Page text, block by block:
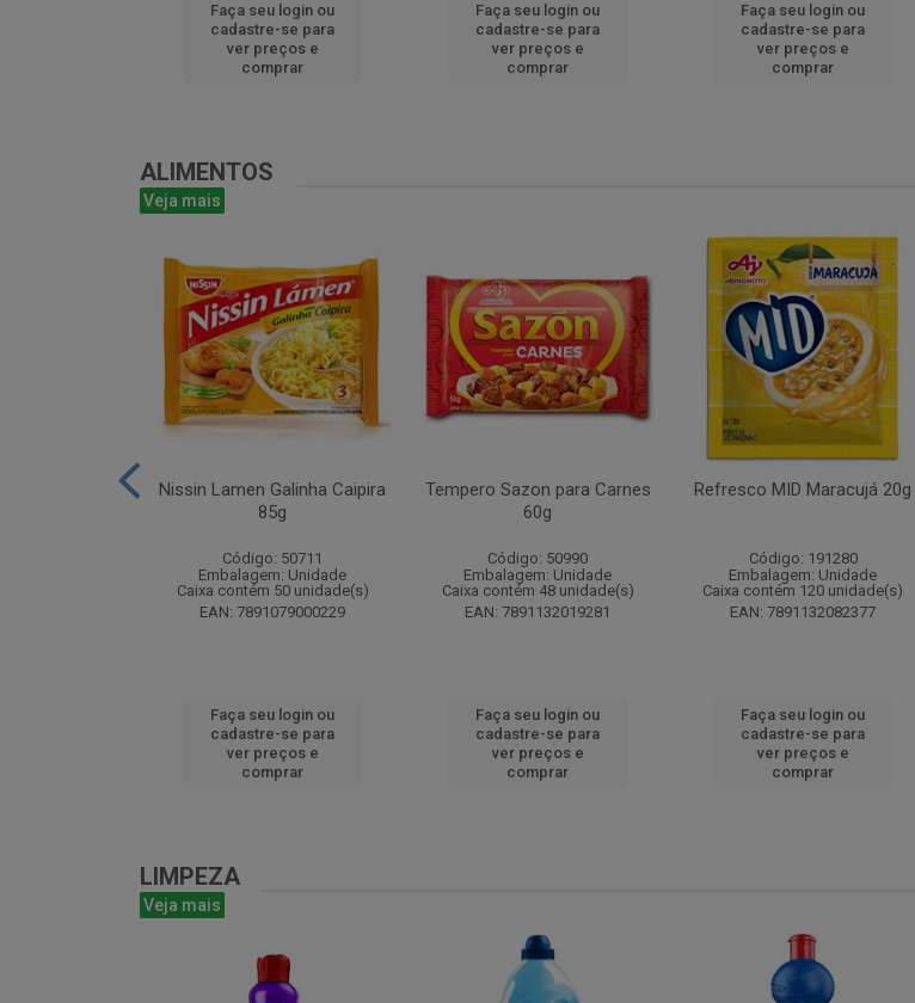
Faça seu login ou
cadastre-se para
ver preços e
comprar
Faça seu login ou
cadastre-se para
ver preços e
comprar
Faça seu login ou
cadastre-se para
ver preços e
comprar
ALIMENTOS
Veja mais
Nissin Lamen Galinha Caipira
85g
Código: 50711
Embalagem: Unidade
Caixa contém 50 unidade(s)
EAN: 7891079000229
Faça seu login ou
cadastre-se para
ver preços e
comprar
Tempero Sazon para Carnes
60g
Código: 50990
Embalagem: Unidade
Caixa contém 48 unidade(s)
EAN: 7891132019281
Faça seu login ou
cadastre-se para
ver preços e
comprar
Refresco MID Maracujá 20g
Código: 191280
Embalagem: Unidade
Caixa contém 120 unidade(s)
EAN: 7891132082377
Faça seu login ou
cadastre-se para
ver preços e
comprar
LIMPEZA
Veja mais